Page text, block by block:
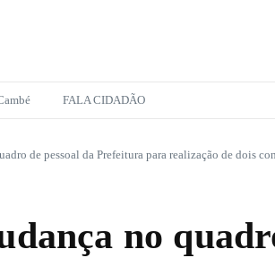
FALA CIDADÃO
de pessoal da Prefeitura para realização de dois
no